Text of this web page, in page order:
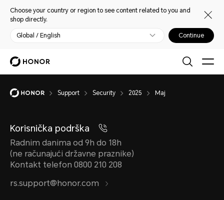
Choose your country or region to see content related to you and
shop directly.
Global / English Continue
Support Security 2025 Maj
Korisnička podrška
Radnim danima od 9h do 18h
(ne računajući državne praznike)
Kontakt telefon 0800 210 208
rs.support@honor.com